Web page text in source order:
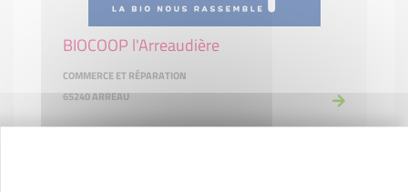
BIOCOOP l'Arreaudière
COMMERCE ET RÉPARATION
65240 ARREAU